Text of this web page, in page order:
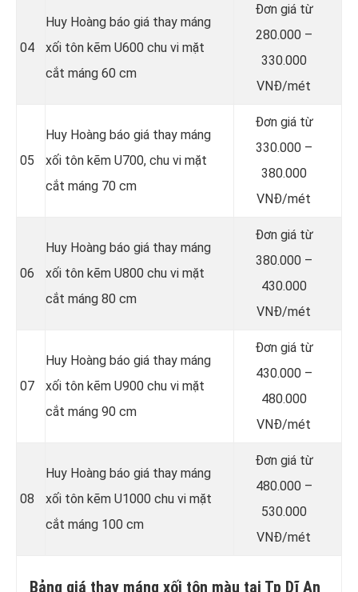
04
Huy Hoàng báo giá thay máng
xối tôn kẽm U600 chu vi mặt
cắt máng 60 cm
Đơn giá từ
280.000 –
330.000
VNĐ/mét
05
Huy Hoàng báo giá thay máng
xối tôn kẽm U700, chu vi mặt
cắt máng 70 cm
Đơn giá từ
330.000 –
380.000
VNĐ/mét
06
Huy Hoàng báo giá thay máng
xối tôn kẽm U800 chu vi mặt
cắt máng 80 cm
Đơn giá từ
380.000 –
430.000
VNĐ/mét
07
Huy Hoàng báo giá thay máng
xối tôn kẽm U900 chu vi mặt
cắt máng 90 cm
Đơn giá từ
430.000 –
480.000
VNĐ/mét
08
Huy Hoàng báo giá thay máng
xối tôn kẽm U1000 chu vi mặt
cắt máng 100 cm
Đơn giá từ
480.000 –
530.000
VNĐ/mét
Bảng giá thay máng xối tôn màu tại Tp Dĩ An